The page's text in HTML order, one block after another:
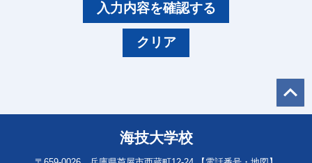
入力内容を確認する
クリア
海技大学校